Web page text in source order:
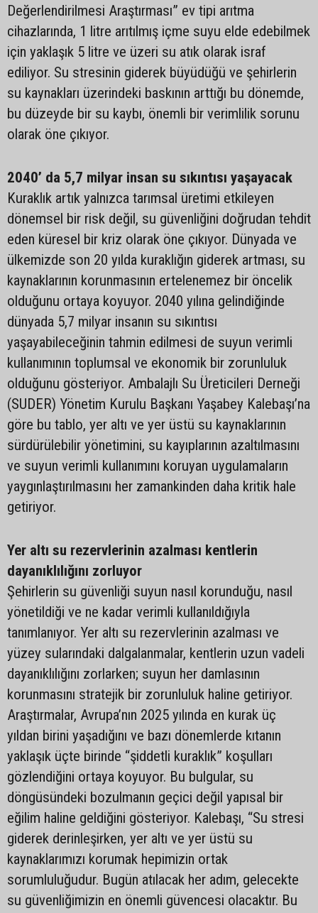
Değerlendirilmesi Araştırması” ev tipi arıtma
cihazlarında, 1 litre arıtılmış içme suyu elde edebilmek
için yaklaşık 5 litre ve üzeri su atık olarak israf
ediliyor. Su stresinin giderek büyüdüğü ve şehirlerin
su kaynakları üzerindeki baskının arttığı bu dönemde,
bu düzeyde bir su kaybı, önemli bir verimlilik sorunu
olarak öne çıkıyor.
2040’ da 5,7 milyar insan su sıkıntısı yaşayacak
Kuraklık artık yalnızca tarımsal üretimi etkileyen
dönemsel bir risk değil, su güvenliğini doğrudan tehdit
eden küresel bir kriz olarak öne çıkıyor. Dünyada ve
ülkemizde son 20 yılda kuraklığın giderek artması, su
kaynaklarının korunmasının ertelenemez bir öncelik
olduğunu ortaya koyuyor. 2040 yılına gelindiğinde
dünyada 5,7 milyar insanın su sıkıntısı
yaşayabileceğinin tahmin edilmesi de suyun verimli
kullanımının toplumsal ve ekonomik bir zorunluluk
olduğunu gösteriyor. Ambalajlı Su Üreticileri Derneği
(SUDER) Yönetim Kurulu Başkanı Yaşabey Kalebaşı’na
göre bu tablo, yer altı ve yer üstü su kaynaklarının
sürdürülebilir yönetimini, su kayıplarının azaltılmasını
ve suyun verimli kullanımını koruyan uygulamaların
yaygınlaştırılmasını her zamankinden daha kritik hale
getiriyor.
Yer altı su rezervlerinin azalması kentlerin
dayanıklılığını zorluyor
Şehirlerin su güvenliği suyun nasıl korunduğu, nasıl
yönetildiği ve ne kadar verimli kullanıldığıyla
tanımlanıyor. Yer altı su rezervlerinin azalması ve
yüzey sularındaki dalgalanmalar, kentlerin uzun vadeli
dayanıklılığını zorlarken; suyun her damlasının
korunmasını stratejik bir zorunluluk haline getiriyor.
Araştırmalar, Avrupa’nın 2025 yılında en kurak üç
yıldan birini yaşadığını ve bazı dönemlerde kıtanın
yaklaşık üçte birinde “şiddetli kuraklık” koşulları
gözlendiğini ortaya koyuyor. Bu bulgular, su
döngüsündeki bozulmanın geçici değil yapısal bir
eğilim haline geldiğini gösteriyor. Kalebaşı, “Su stresi
giderek derinleşirken, yer altı ve yer üstü su
kaynaklarımızı korumak hepimizin ortak
sorumluluğudur. Bugün atılacak her adım, gelecekte
su güvenliğimizin en önemli güvencesi olacaktır. Bu